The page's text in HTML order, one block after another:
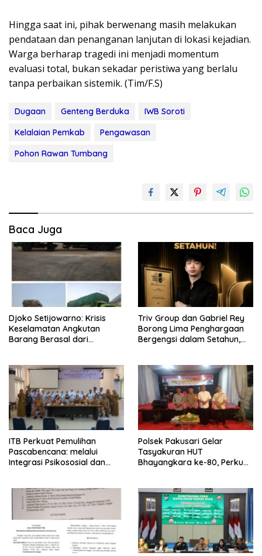
Hingga saat ini, pihak berwenang masih melakukan
pendataan dan penanganan lanjutan di lokasi kejadian.
Warga berharap tragedi ini menjadi momentum
evaluasi total, bukan sekadar peristiwa yang berlalu
tanpa perbaikan sistemik. (Tim/F.S)
Dugaan Genteng Berduka
IWB Soroti
Kelalaian Pemkab
Pengawasan
Pohon Rawan Tumbang
Baca Juga
Djoko Setijowarno: Krisis
Keselamatan Angkutan
Barang Berasal dari
Triv Group dan Gabriel Rey
Borong Lima Penghargaan
Bergengsi dalam Setahun,
Indonesia
ITB Perkuat Pemulihan
Pascabencana: melalui
Integrasi Psikososial dan
Polsek Pakusari Gelar
Tasyakuran HUT
Bhayangkara ke-80, Perkuat